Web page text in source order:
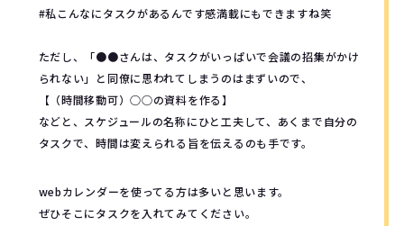
#私こんなにタスクがあるんです感満載にもできますね笑
ただし、「●●さんは、タスクがいっぱいで会議の招集がかけ
られない」と同僚に思われてしまうのはまずいので、
【（時間移動可）○○の資料を作る】
などと、スケジュールの名称にひと工夫して、あくまで自分の
タスクで、時間は変えられる旨を伝えるのも手です。
webカレンダーを使ってる方は多いと思います。
ぜひそこにタスクを入れてみてください。